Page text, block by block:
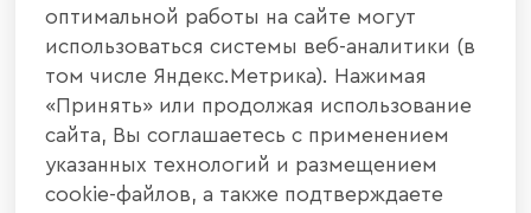
оптимальной работы на сайте могут
использоваться системы веб-аналитики (в
том числе Яндекс.Метрика). Нажимая
«Принять» или продолжая использование
сайта, Вы соглашаетесь с применением
указанных технологий и размещением
cookie-файлов, а также подтверждаете